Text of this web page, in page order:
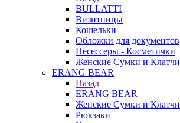
BULLATTI
Визитницы
Кошельки
Обложки для документов
Несессеры - Косметички
Женские Сумки и Клатчи
ERANG BEAR
Назад
ERANG BEAR
Женские Сумки и Клатчи
Рюкзаки